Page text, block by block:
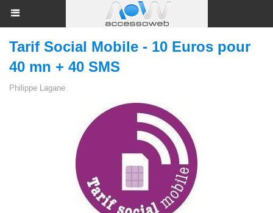
Tarif Social Mobile - 10 Euros pour
40 mn + 40 SMS
Philippe Lagane